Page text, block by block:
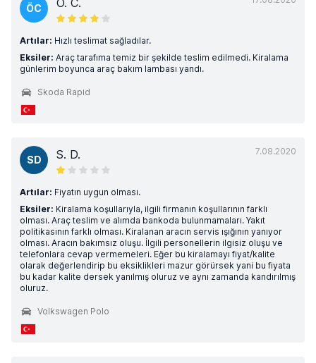
ÖC Ö. C.
Artılar: Hızlı teslimat sağladılar.
Eksiler: Araç tarafıma temiz bir şekilde teslim edilmedi. Kiralama
günlerim boyunca araç bakım lambası yandı.
Skoda Rapid
7.08.2020
SD S. D.
Artılar: Fiyatın uygun olması.
Eksiler: Kiralama koşullarıyla, ilgili firmanın koşullarının farklı
olması. Araç teslim ve alımda bankoda bulunmamaları. Yakıt
politikasının farklı olması. Kiralanan aracın servis ışığının yanıyor
olması. Aracın bakımsız oluşu. İlgili personellerin ilgisiz oluşu ve
telefonlara cevap vermemeleri. Eğer bu kiralamayı fiyat/kalite
olarak değerlendirip bu eksiklikleri mazur görürsek yani bu fiyata
bu kadar kalite dersek yanılmış oluruz ve aynı zamanda kandırılmış
oluruz.
Volkswagen Polo